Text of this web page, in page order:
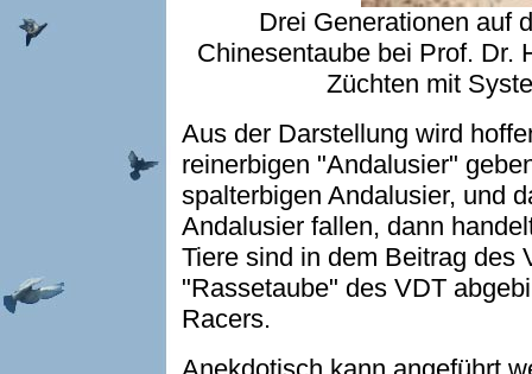
Drei Generationen auf
Chinesentaube bei Prof. Dr.
Züchten mit
Aus der Darstellung wird
reinerbigen "Andalusier"
spalterbigen Andalusier, und
Andalusier fallen, dann
Tiere sind in dem Beitrag des
"Rassetaube" des VDT
Racers.